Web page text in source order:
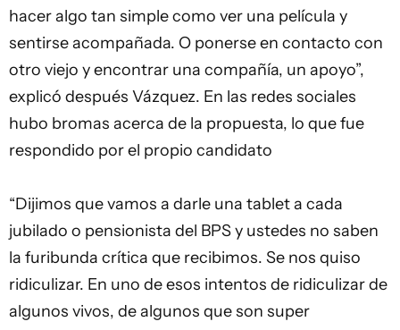
hacer algo tan simple como ver una película y
sentirse acompañada. O ponerse en contacto con
otro viejo y encontrar una compañía, un apoyo”,
explicó después Vázquez. En las redes sociales
hubo bromas acerca de la propuesta, lo que fue
respondido por el propio candidato
“Dijimos que vamos a darle una tablet a cada
jubilado o pensionista del BPS y ustedes no saben
la furibunda crítica que recibimos. Se nos quiso
ridiculizar. En uno de esos intentos de ridiculizar de
algunos vivos, de algunos que son super